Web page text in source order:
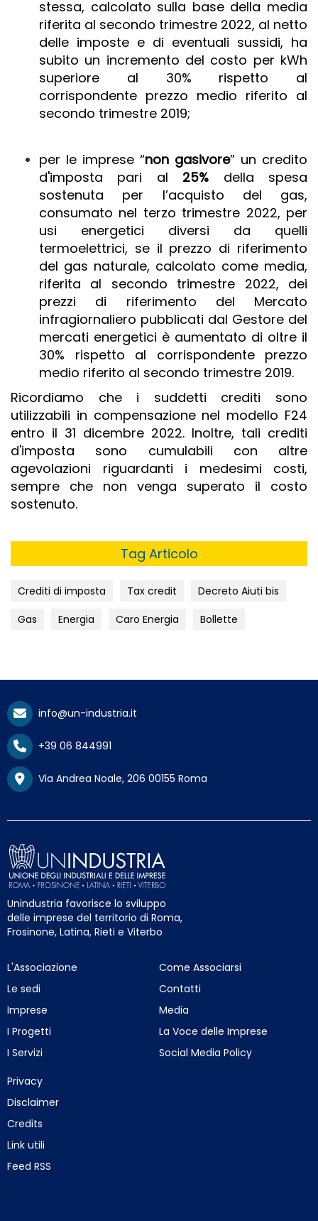
stessa, calcolato sulla base della media
riferita al secondo trimestre 2022, al netto
delle imposte e di eventuali sussidi, ha
subito un incremento del costo per kWh
superiore al 30% rispetto al
corrispondente prezzo medio riferito al
secondo trimestre 2019;
per le imprese “non gasivore” un credito
d'imposta pari al 25% della spesa
sostenuta per l’acquisto del gas,
consumato nel terzo trimestre 2022, per
usi energetici diversi da quelli
termoelettrici, se il prezzo di riferimento
del gas naturale, calcolato come media,
riferita al secondo trimestre 2022, dei
prezzi di riferimento del Mercato
infragiornaliero pubblicati dal Gestore del
mercati energetici è aumentato di oltre il
30% rispetto al corrispondente prezzo
medio riferito al secondo trimestre 2019.
Ricordiamo che i suddetti crediti sono
utilizzabili in compensazione nel modello F24
entro il 31 dicembre 2022. Inoltre, tali crediti
d'imposta sono cumulabili con altre
agevolazioni riguardanti i medesimi costi,
sempre che non venga superato il costo
sostenuto.
Tag Articolo
Crediti di imposta Tax credit
Decreto Aiuti bis
Gas
Energia Caro Energia Bollette
info@un-industria.it
+39 06 844991
Via Andrea Noale, 206 00155 Roma
Unindustria favorisce lo sviluppo
delle imprese del territorio di Roma,
Frosinone, Latina, Rieti e Viterbo
L'Associazione
Le sedi
Imprese
I Progetti
I Servizi
Come Associarsi
Contatti
Media
La Voce delle Imprese
Social Media Policy
Privacy
Disclaimer
Credits
Link utili
Feed RSS